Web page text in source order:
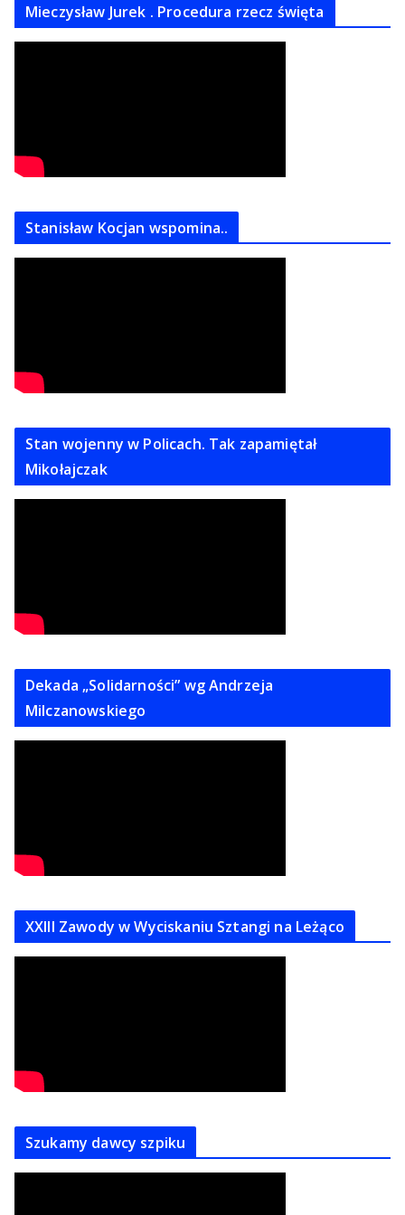
Mieczysław Jurek . Procedura rzecz święta
Stanisław Kocjan wspomina..
Stan wojenny w Policach. Tak zapamiętał
Mikołajczak
Dekada „Solidarności” wg Andrzeja
Milczanowskiego
XXIII Zawody w Wyciskaniu Sztangi na Leżąco
Szukamy dawcy szpiku